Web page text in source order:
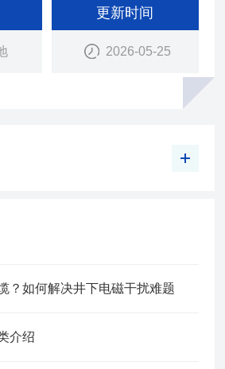
电压Uo/1.14V及以下采煤机及类
皮绝缘皮护套软电缆
更新时间
2026-05-25
？如何解决井下电磁干扰难题
介绍